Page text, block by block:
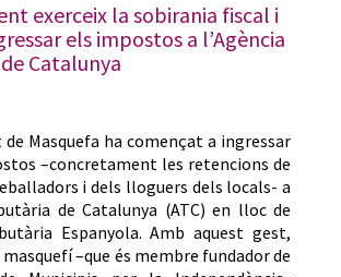
exerceix la sobirania fiscal i
els impostos a l’Agència
Catalunya
de Masquefa ha començat a ingressar
–concretament les retencions de
i dels lloguers dels locals- a
de Catalunya (ATC) en lloc de
Espanyola. Amb aquest gest,
–que és membre fundador de